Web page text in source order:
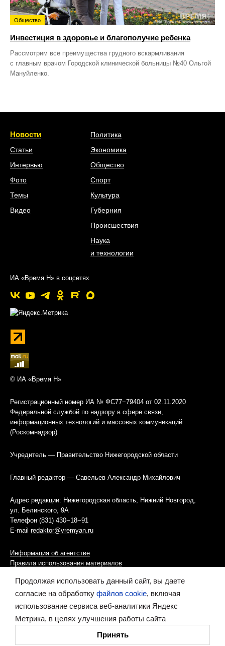
Общество
Инвестиция в здоровье и благополучие ребенка
Рассмотрим все преимущества грудного вскармливания
с главным врачом Городской клинической больницы №40 Ольгой
Мануйленко.
Новости
Статьи
Интервью
Фото
Темы
Видео
Политика
Экономика
Общество
Спорт
Культура
Губерния
Происшествия
Наука
и технологии
ИА «Время Н» в соцсетях
© ИА «Время Н»
Регистрационный номер ИА № ФС77−79404 от 02.11.2020
Федеральной службой по надзору в сфере связи,
информационных технологий и массовых коммуникаций
(Роскомнадзор)
Учредитель — Правительство Нижегородской области
Главный редактор — Савельев Александр Михайлович
Адрес редакции: Нижегородская область, Нижний Новгород,
ул. Белинского, 9А
Телефон (831) 430−18−91
E-mail redaktor@vremyan.ru
Информация об агентстве
Правила использования материалов
Информационная политика использования «cookies»-файлов
Ресурс содержит материалы 16+
Продолжая использовать данный сайт, вы даете
согласие на обработку файлов cookie, включая
использование сервиса веб-аналитики Яндекс
Метрика, в целях улучшения работы сайта
Принять